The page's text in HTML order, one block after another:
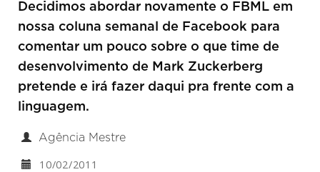
Decidimos abordar novamente o FBML em
nossa coluna semanal de Facebook para
comentar um pouco sobre o que time de
desenvolvimento de Mark Zuckerberg
pretende e irá fazer daqui pra frente com a
linguagem.
Agência Mestre
10/02/2011